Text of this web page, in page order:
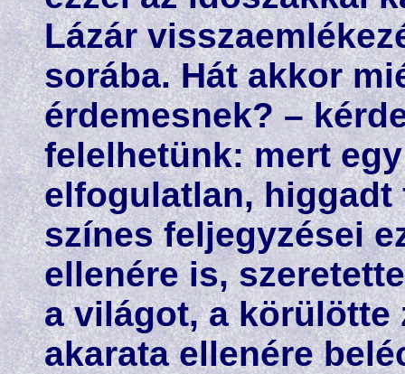
Lázár
sorába. Hát akkor
érdemesnek? –
felelhetünk: mert
elfogulatlan,
színes feljegyzései
ellenére is,
a világot, a körülötte
akarata ellenére